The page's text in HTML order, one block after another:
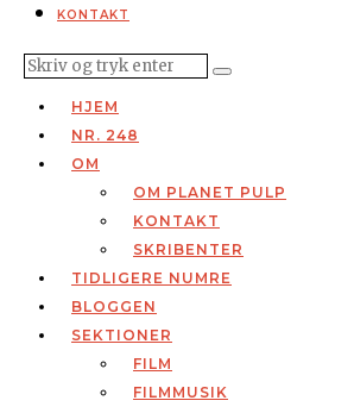
KONTAKT
HJEM
NR. 248
OM
OM PLANET PULP
KONTAKT
SKRIBENTER
TIDLIGERE NUMRE
BLOGGEN
SEKTIONER
FILM
FILMMUSIK